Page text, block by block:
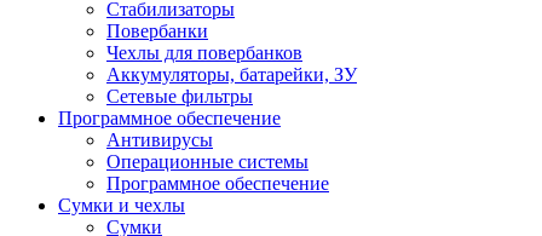
Стабилизаторы
Повербанки
Чехлы для повербанков
Аккумуляторы, батарейки, ЗУ
Сетевые фильтры
Программное обеспечение
Антивирусы
Операционные системы
Программное обеспечение
Сумки и чехлы
Сумки